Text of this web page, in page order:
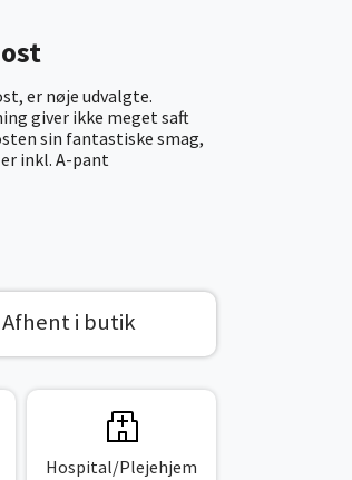
er nøje udvalgte.
giver ikke meget saft
sin fantastiske smag,
inkl. A-pant
Afhent i butik
Hospital/Plejehjem